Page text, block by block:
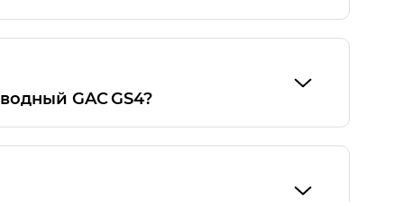
GAC GS4?
GAC. Исполнение GAC GS4 с полным
коробка передач Aisin. Точно такой же